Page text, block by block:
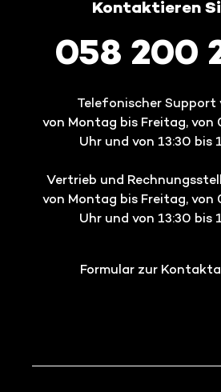
Kontaktieren
058 200
Telefonischer
von Montag bis Freitag, von
Uhr und von 13:30 bis
Vertrieb und
von Montag bis Freitag, von
Uhr und von 13:30 bis
Formular zur